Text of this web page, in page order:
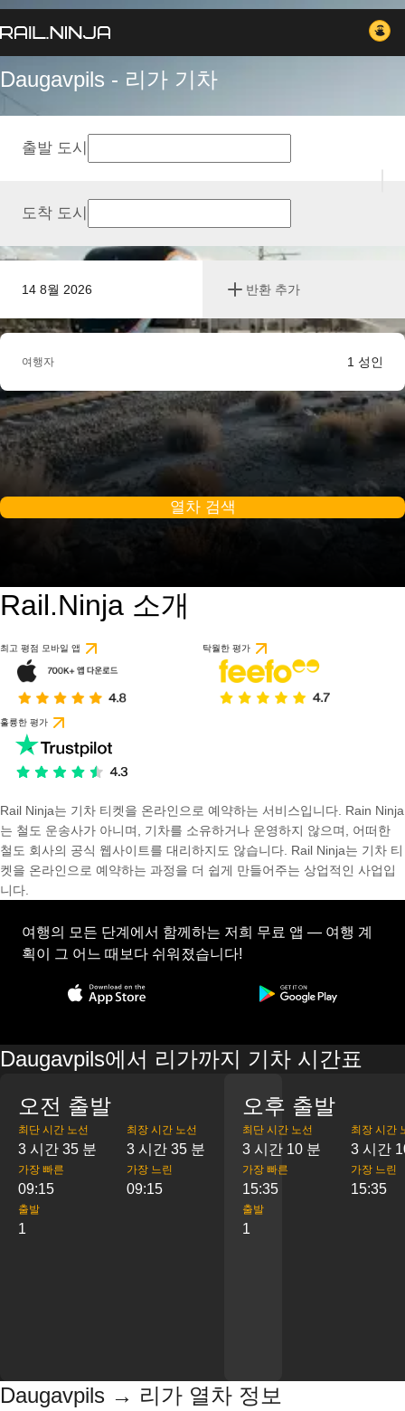
Daugavpils - 리가 기차
14 8월 2026 반환 추가
출발 도시
도착 도시
여행자 1 성인
열차 검색
Rail.Ninja 소개
최고 평점 모바일 앱 탁월한 평가
훌륭한 평가
Rail Ninja는 기차 티켓을 온라인으로 예약하는 서비스입니다. Rain Ninja
는 철도 운송사가 아니며, 기차를 소유하거나 운영하지 않으며, 어떠한
철도 회사의 공식 웹사이트를 대리하지도 않습니다. Rail Ninja는 기차 티
켓을 온라인으로 예약하는 과정을 더 쉽게 만들어주는 상업적인 사업입
니다.
여행의 모든 단계에서 함께하는 저희 무료 앱 — 여행 계
획이 그 어느 때보다 쉬워졌습니다!
Daugavpils에서 리가까지 기차 시간표
오전 출발
최단 시간 노선
3 시간 35 분
최장 시간 노선
3 시간 35 분
가장 빠른
09:15
가장 느린
09:15
출발
1
오후 출발
최단 시간 노선
3 시간 10 분
최장 시간
3 시간
가장 빠른
15:35
가장 느린
15:35
출발
1
Daugavpils → 리가 열차 정보